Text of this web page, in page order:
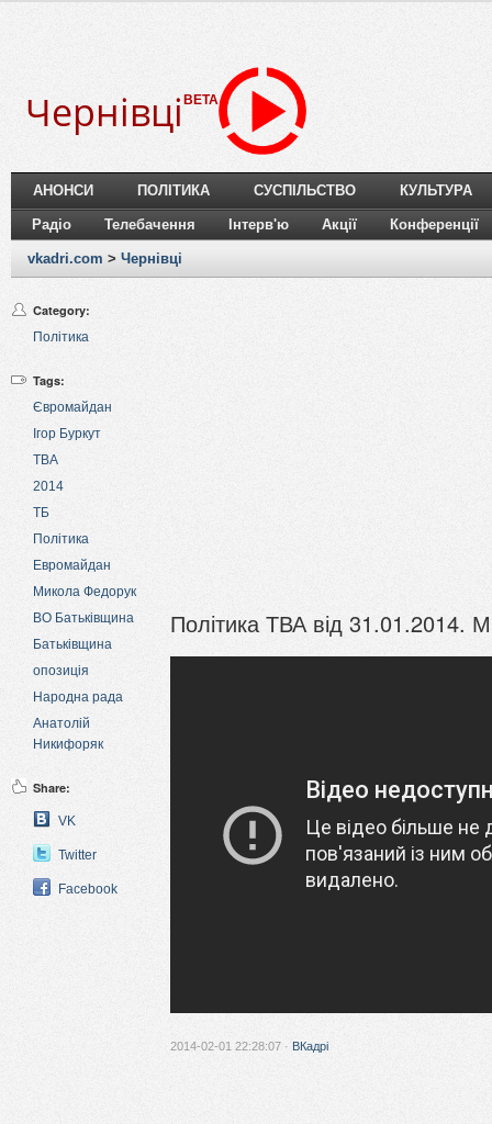
Чернівці BETA
АНОНСИ ПОЛІТИКА СУСПІЛЬСТВО КУЛЬТУРА
Радіо Телебачення Інтерв'ю Акції Конференції
vkadri.com > Чернівці
Category:
Політика
Tags:
Євромайдан
Ігор Буркут
ТВА
2014
ТБ
Політика
Евромайдан
Микола Федорук
ВО Батьківщина
Батьківщина
опозиція
Народна рада
Анатолій
Никифоряк
Share:
VK
Twitter
Facebook
Політика ТВА від 31.01.2014.
2014-02-01 22:28:07 · ВКадрі